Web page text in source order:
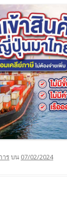
ารบน 07/02/2024